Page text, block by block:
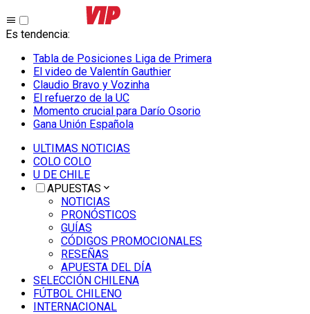
Es tendencia:
Tabla de Posiciones Liga de Primera
El video de Valentín Gauthier
Claudio Bravo y Vozinha
El refuerzo de la UC
Momento crucial para Darío Osorio
Gana Unión Española
ULTIMAS NOTICIAS
COLO COLO
U DE CHILE
APUESTAS
NOTICIAS
PRONÓSTICOS
GUÍAS
CÓDIGOS PROMOCIONALES
RESEÑAS
APUESTA DEL DÍA
SELECCIÓN CHILENA
FÚTBOL CHILENO
INTERNACIONAL